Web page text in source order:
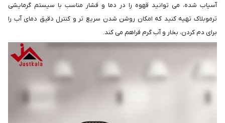
آسیاب شده، می توانید قهوه را در دما و فشار مناسب با سیستم گرمایشی
ترموبلاک تهیه کنید که امکان روشن شدن سریع تر و کنترل دقیق دمای آب را
برای دم کردن، بخار و آب گرم فراهم می کند.